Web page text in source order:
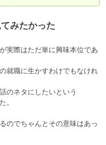
みたかった
実際はただ単に興味本位であ
就職に生かすわけでもなけれ
のネタにしたいという
。
のでちゃんとその意味はあっ